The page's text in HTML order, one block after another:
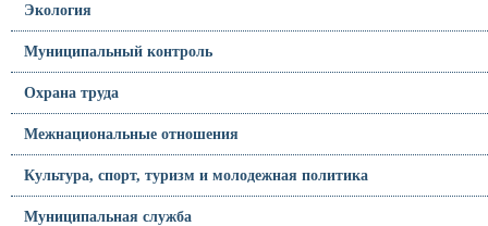
Экология
Муниципальный контроль
Охрана труда
Межнациональные отношения
Культура, спорт, туризм и молодежная политика
Муниципальная служба